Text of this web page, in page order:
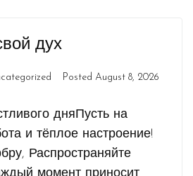
дух
Posted August 8, 2026
дняПусть на
и тёплое настроение!
Распространяйте